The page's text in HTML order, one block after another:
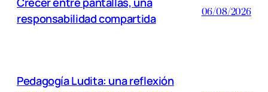
responsabilidad compartida
06/08/2026
Pedagogía Ludita: una reflexión